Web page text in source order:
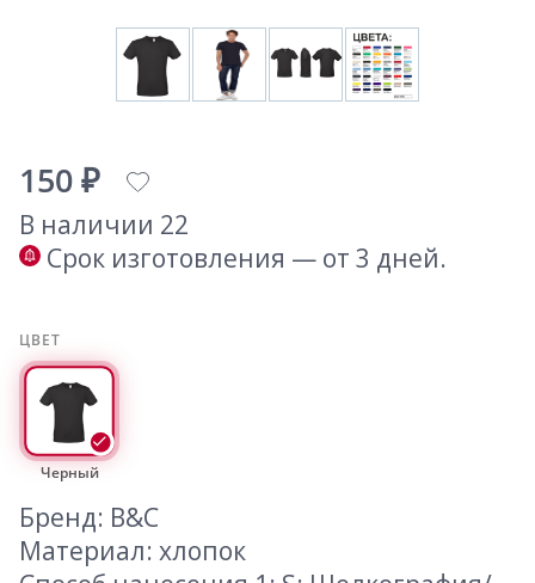
150 ₽
В наличии 22
Срок изготовления — от 3 дней.
ЦВЕТ
Черный
Бренд: B&C
Материал: хлопок